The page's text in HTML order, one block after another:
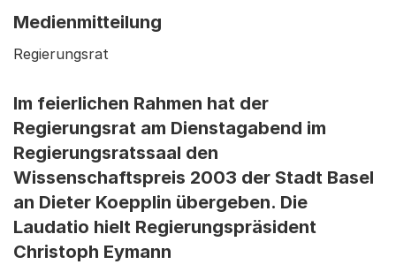
Medienmitteilung
Regierungsrat
Im feierlichen Rahmen hat der
Regierungsrat am Dienstagabend im
Regierungsratssaal den
Wissenschaftspreis 2003 der Stadt Basel
an Dieter Koepplin übergeben. Die
Laudatio hielt Regierungspräsident
Christoph Eymann